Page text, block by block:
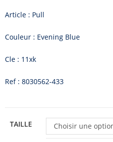
Article : Pull
Couleur : Evening Blue
Cle : 11xk
Ref : 8030562-433
TAILLE Choisir une